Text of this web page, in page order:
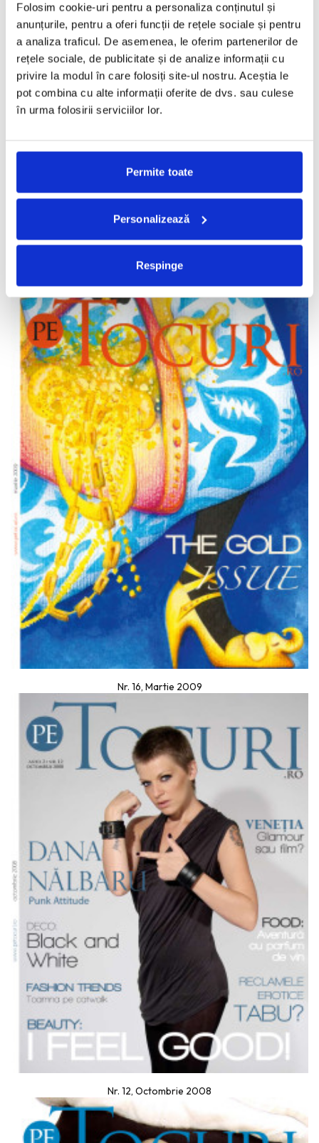
Folosim cookie-uri pentru a personaliza conținutul și
anunțurile, pentru a oferi funcții de rețele sociale și pentru
a analiza traficul. De asemenea, le oferim partenerilor de
rețele sociale, de publicitate și de analize informații cu
privire la modul în care folosiți site-ul nostru. Aceștia le
pot combina cu alte informații oferite de dvs. sau culese
în urma folosirii serviciilor lor.
Permite toate
Personalizează
Respinge
Nr. 17, Aprilie 2009
Nr. 16, Martie 2009
Nr. 12, Octombrie 2008